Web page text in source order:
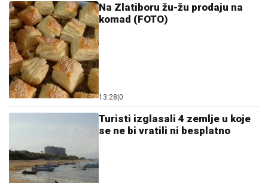
Na Zlatiboru žu-žu prodaju na
komad (FOTO)
13:28|0
Turisti izglasali 4 zemlje u koje
se ne bi vratili ni besplatno